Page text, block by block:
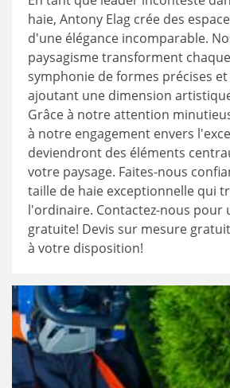
haie, Antony Elag crée des
d'une élégance incomparable.
paysagisme transforment
symphonie de formes précises
ajoutant une dimension
Grâce à notre attention
à notre engagement envers
deviendront des éléments
votre paysage. Faites-nous
taille de haie exceptionnelle qui
l'ordinaire. Contactez-nous pour
gratuite! Devis sur mesure
à votre disposition!